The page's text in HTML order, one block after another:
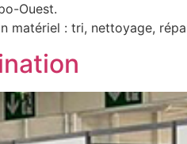
Ouest.
matériel : tri, nettoyage,